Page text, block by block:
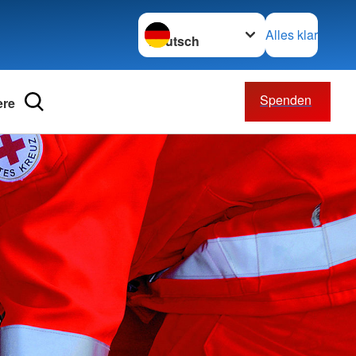
Sprache wechseln zu
Alles klar
international
Spenden